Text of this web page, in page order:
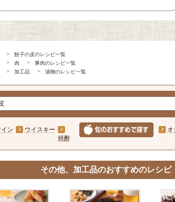
餃子の皮のレシピ一覧
肉
豚肉のレシピ一覧
加工品 漬物のレシピ一覧
イン
ウイスキー
焼酎
オ
その他、加工品のおすすめのレシピ